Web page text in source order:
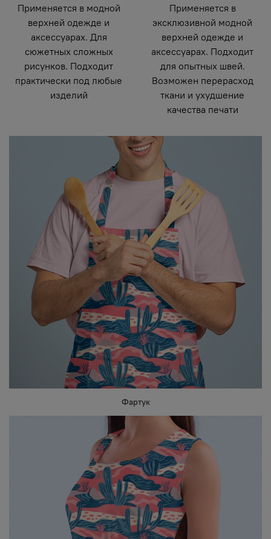
Применяется в модной
верхней одежде и
аксессуарах. Для
сюжетных сложных
рисунков. Подходит
практически под любые
изделий
Применяется в
эксклюзивной модной
верхней одежде и
аксессуарах. Подходит
для опытных швей.
Возможен перерасход
ткани и ухудшение
качества печати
Фартук